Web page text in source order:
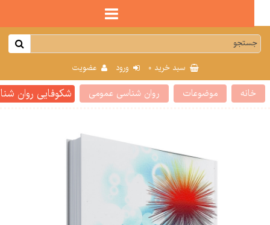
سبد خرید0 ورود عضویت
موضوعات روان شناسی عمومی شكوفایی روان